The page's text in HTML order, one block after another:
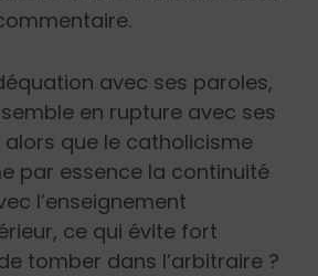
avec ses paroles,
en rupture avec ses
que le catholicisme
par essence la continuité
l’enseignement
ce qui évite fort
tomber dans l’arbitraire ?